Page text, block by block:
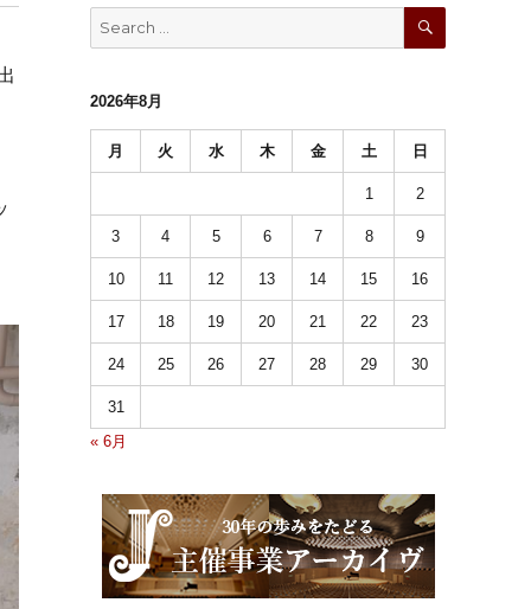
Search
for:
SEARCH
2026年8月
月 火 水 木 金 土 日
1 2
3 4 5 6 7 8 9
10 11 12 13 14 15 16
17 18 19 20 21 22 23
24 25 26 27 28 29 30
31
« 6月